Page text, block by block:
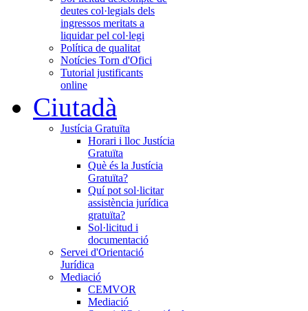
deutes col·legials dels
ingressos meritats a
liquidar pel col·legi
Política de qualitat
Notícies Torn d'Ofici
Tutorial justificants
online
Ciutadà
Justícia Gratuïta
Horari i lloc Justícia
Gratuïta
Què és la Justícia
Gratuïta?
Quí pot sol·licitar
assistència jurídica
gratuïta?
Sol·licitud i
documentació
Servei d'Orientació
Jurídica
Mediació
CEMVOR
Mediació